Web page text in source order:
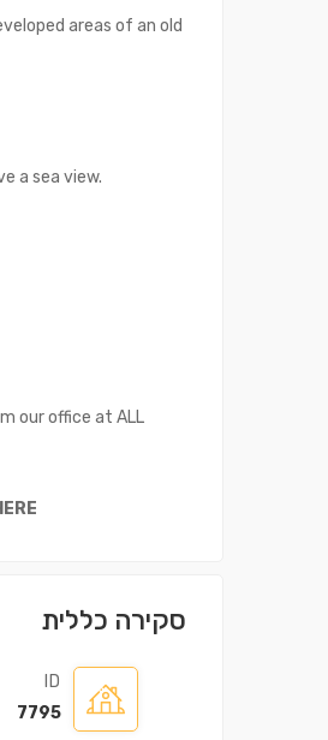
areas of an old
a sea view.
our office at ALL
סקירה כללית
ID
7795